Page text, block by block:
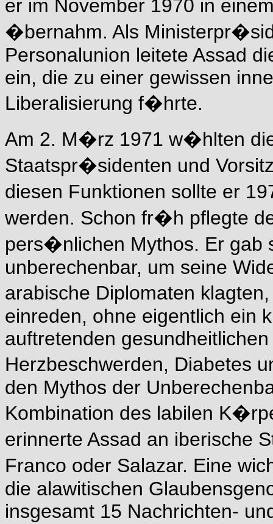
er im November 1970 in
�bernahm. Als
Personalunion leitete Assad
ein, die zu einer gewissen
Liberalisierung f�hrte.
Am 2. M�rz 1971 w�hlten
Staatspr�sidenten und
diesen Funktionen sollte er
werden. Schon fr�h pflegte
pers�nlichen Mythos. Er gab
unberechenbar, um seine
arabische Diplomaten
einreden, ohne eigentlich ein
auftretenden
Herzbeschwerden, Diabetes
den Mythos der
Kombination des labilen
erinnerte Assad an iberische
Franco oder Salazar. Eine
die alawitischen
insgesamt 15 Nachrichten-